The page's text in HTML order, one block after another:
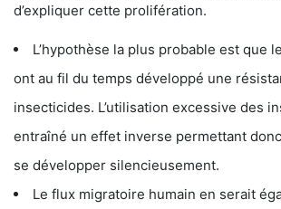
d’expliquer cette prolifération.
L’hypothèse la plus probable est que
ont au fil du temps développé une
insecticides. L’utilisation excessive des
entraîné un effet inverse permettant
se développer silencieusement.
Le flux migratoire humain en serait